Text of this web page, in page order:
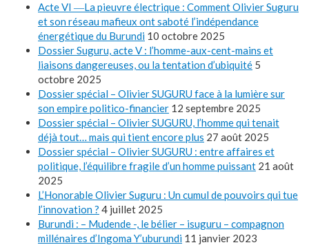
Acte VI ―La pieuvre électrique : Comment Olivier Suguru
et son réseau mafieux ont saboté l’indépendance
énergétique du Burundi 10 octobre 2025
Dossier Suguru, acte V : l’homme-aux-cent-mains et
liaisons dangereuses, ou la tentation d’ubiquité 5
octobre 2025
Dossier spécial – Olivier SUGURU face à la lumière sur
son empire politico-financier 12 septembre 2025
Dossier spécial – Olivier SUGURU, l’homme qui tenait
déjà tout… mais qui tient encore plus 27 août 2025
Dossier spécial – Olivier SUGURU : entre affaires et
politique, l’équilibre fragile d’un homme puissant 21 août
2025
L’Honorable Olivier Suguru : Un cumul de pouvoirs qui tue
l’innovation ? 4 juillet 2025
Burundi : – Mudende -, le bélier – isuguru – compagnon
millénaires d’Ingoma Y’uburundi 11 janvier 2023